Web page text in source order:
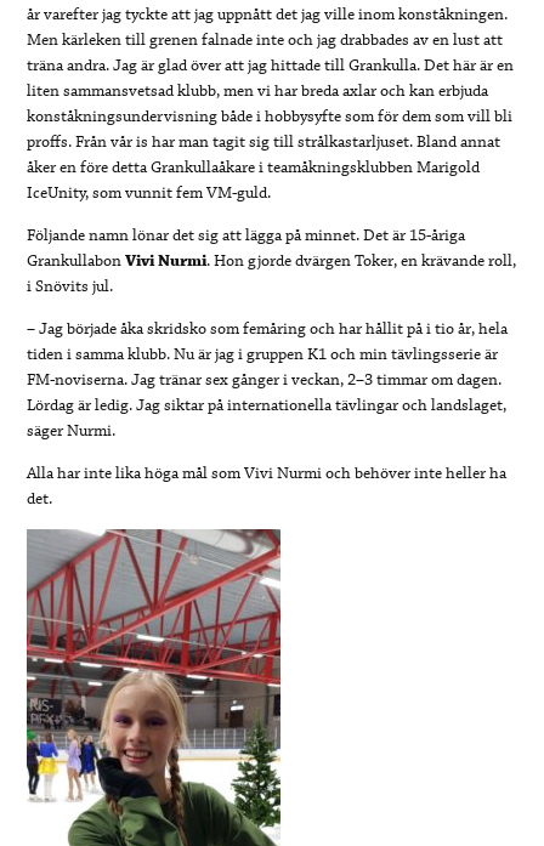
år varefter jag tyckte att jag uppnått det jag ville inom konståkningen.
Men kärleken till grenen falnade inte och jag drabbades av en lust att
träna andra. Jag är glad över att jag hittade till Grankulla. Det här är en
liten sammansvetsad klubb, men vi har breda axlar och kan erbjuda
konståkningsundervisning både i hobbysyfte som för dem som vill bli
proffs. Från vår is har man tagit sig till strålkastarljuset. Bland annat
åker en före detta Grankullaåkare i teamåkningsklubben Marigold
IceUnity, som vunnit fem VM-guld.
Följande namn lönar det sig att lägga på minnet. Det är 15-åriga
GrankullabonVivi Nurmi. Hon gjorde dvärgen Toker, en krävande roll,
i Snövits jul.
– Jag började åka skridsko som femåring och har hållit på i tio år, hela
tiden i samma klubb. Nu är jag i gruppen K1 och min tävlingsserie är
FM-noviserna. Jag tränar sex gånger i veckan, 2–3 timmar om dagen.
Lördag är ledig. Jag siktar på internationella tävlingar och landslaget,
säger Nurmi.
Alla har inte lika höga mål som Vivi Nurmi och behöver inte heller ha
det.